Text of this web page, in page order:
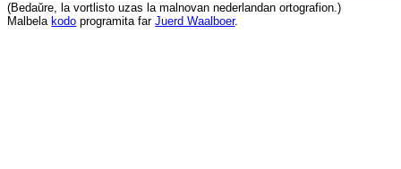
(Bedaŭre, la vortlisto uzas la malnovan nederlandan ortografion.)
Malbela kodo programita far Juerd Waalboer.